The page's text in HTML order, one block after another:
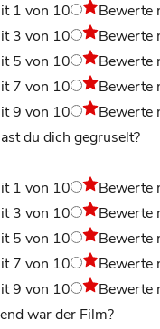
1 von 10
Bewerte
3 von 10
Bewerte
5 von 10
Bewerte
7 von 10
Bewerte
9 von 10
Bewerte
du dich gegruselt?
1 von 10
Bewerte
3 von 10
Bewerte
5 von 10
Bewerte
7 von 10
Bewerte
9 von 10
Bewerte
war der Film?